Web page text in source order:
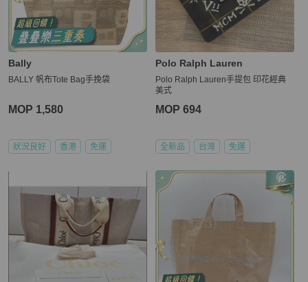
Bally
BALLY 帆布Tote Bag手挽袋
MOP 1,580
狀況良好 香港 免運
Polo Ralph Lauren
Polo Ralph Lauren手提包 印花經典
美式
MOP 694
全新品 台灣 免運